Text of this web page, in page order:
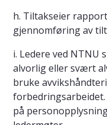
h. Tiltakseier
gjennomføring av
i. Ledere ved NTNU
alvorlig eller svært
bruke
på